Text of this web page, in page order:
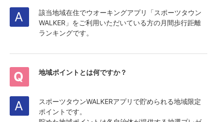
該当地域在住でウオーキングアプリ「スポーツタウン
WALKER 」をご利用いただいている方の月間歩行距離
ランキングです。
地域ポイントとは何ですか？
スポーツタウンWALKERアプリで貯められる地域限定
ポイントです。